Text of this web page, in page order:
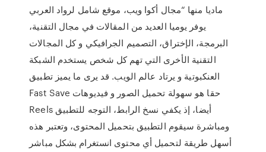
ماديا منها “مجال أكوا ويب، موقع شامل لرواد العربي
يوفر يوميا العديد من المقالات في مجال التقنية،
البرمجة، الإختراق، التصميم الجرافيكي و كل المجالات
التقنية الأخرى التي تهم كل شخص يستخدم الشبكة
العنكبوتية و يرتاد عالم الويب. قد يرى ما يميز تطبيق
Fast Save حقا هو سهولة تحميل الصور و فيديوهات
Reels أيضا، إذ يكفي نسخ الرابط، التوجه للتطبيق
ومباشرة سيقوم التطبيق بتحميل المحتوى، وتعتبر هذه
أسهل طريقة لتحميل أي محتوى انستغرام بشكل مباشر